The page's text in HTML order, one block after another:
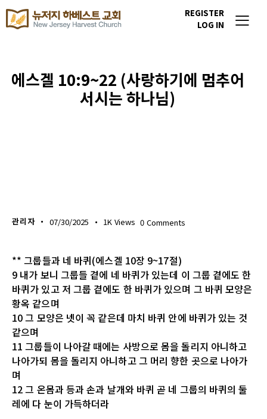
REGISTER
LOG IN
에스겔 10:9~22 (사랑하기에 멈추어
서시는 하나님)
관리자 07/30/2025 1K Views 0 Comments
** 그룹들과 네 바퀴(에스겔 10장 9~17절)
9 내가 보니 그룹들 곁에 네 바퀴가 있는데 이 그룹 곁에도 한
바퀴가 있고 저 그룹 곁에도 한 바퀴가 있으며 그 바퀴 모양은
황옥 같으며
10 그 모양은 넷이 꼭 같은데 마치 바퀴 안에 바퀴가 있는 것
같으며
11 그룹들이 나아갈 때에는 사방으로 몸을 돌리지 아니하고
나아가되 몸을 돌리지 아니하고 그 머리 향한 곳으로 나아가
며
12 그 온몸과 등과 손과 날개와 바퀴 곧 네 그룹의 바퀴의 둘
레에 다 눈이 가득하더라